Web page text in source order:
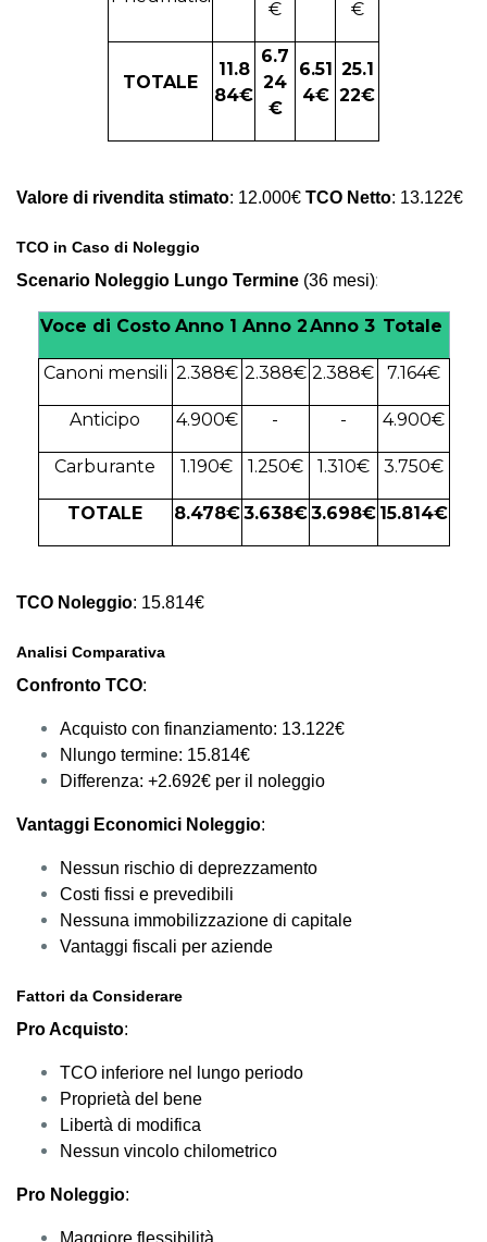
€ €
TOTALE
11.8
84€
6.7
24
€
6.51
4€
25.1
22€
Valore di rivendita stimato: 12.000€ TCO Netto: 13.122€
TCO in Caso di Noleggio
Scenario Noleggio Lungo Termine (36 mesi):
Voce di Costo Anno 1 Anno 2Anno 3 Totale
Canoni mensili 2.388€ 2.388€ 2.388€ 7.164€
Anticipo 4.900€ - - 4.900€
Carburante 1.190€ 1.250€ 1.310€ 3.750€
TOTALE 8.478€3.638€3.698€ 15.814€
TCO Noleggio: 15.814€
Analisi Comparativa
Confronto TCO:
Acquisto con finanziamento: 13.122€
Nlungo termine: 15.814€
Differenza: +2.692€ per il noleggio
Vantaggi Economici Noleggio:
Nessun rischio di deprezzamento
Costi fissi e prevedibili
Nessuna immobilizzazione di capitale
Vantaggi fiscali per aziende
Fattori da Considerare
Pro Acquisto:
TCO inferiore nel lungo periodo
Proprietà del bene
Libertà di modifica
Nessun vincolo chilometrico
Pro Noleggio:
Maggiore flessibilità